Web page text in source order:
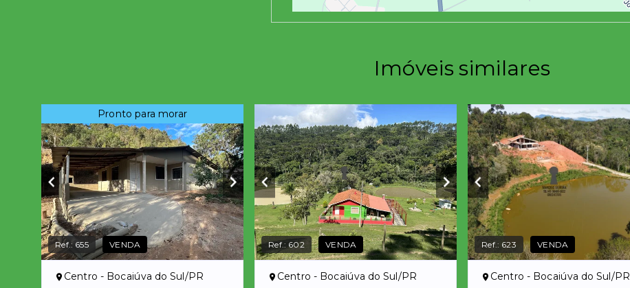
Imóveis similares
Pronto para morar
Ref.: 655 VENDA
Centro - Bocaiúva do Sul/PR
Ref.: 602 VENDA
Centro - Bocaiúva do Sul/PR
Ref.: 623 VENDA
Centro - Bocaiúva do Sul/PR